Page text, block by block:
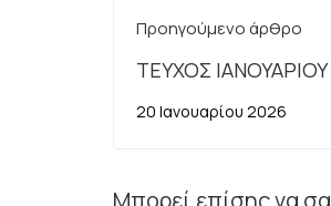
Προηγούμενο άρθρο
ΤΕΥΧΟΣ
20 Ιανουαρίου 2026
Μπορεί επίσης να